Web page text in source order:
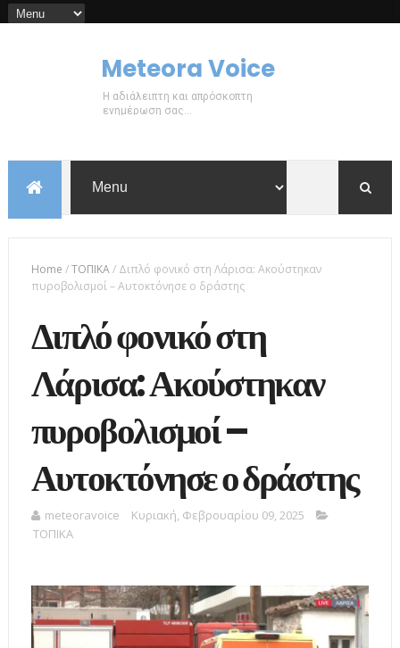
Meteora Voice
Η αδιάλειπτη και απρόσκοπτη
ενημέρωση σας...
Home /ΤΟΠΙΚΑ/ Διπλό φονικό στη Λάρισα: Ακούστηκαν
πυροβολισμοί – Αυτοκτόνησε ο δράστης
Διπλό φονικό στη
Λάρισα: Ακούστηκαν
πυροβολισμοί –
Αυτοκτόνησε ο δράστης
meteoravoice
Κυριακή, Φεβρουαρίου 09, 2025
ΤΟΠΙΚΑ